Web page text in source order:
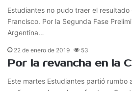
Estudiantes no pudo traer el resultado
Francisco. Por la Segunda Fase
Argentina…
22 de enero de 2019 53
Por la revancha en la
Este martes Estudiantes partió rumbo